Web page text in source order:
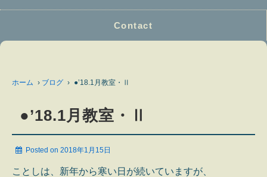
Contact
ホーム › ブログ › ●’18.1月教室・Ⅱ
●’18.1月教室・Ⅱ
Posted on 2018年1月15日
ことしは、新年から寒い日が続いていますが、